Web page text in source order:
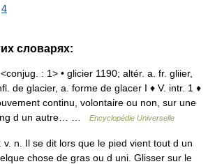
4
словарях:
: 1> • glicier 1190; altér. a. fr. gliier,
de glacier, a. forme de glacer I ♦ V. intr. 1 ♦
continu, volontaire ou non, sur une
d un autre… …
Encyclopédie Universelle
n. Il se dit lors que le pied vient tout d un
chose de gras ou d uni. Glisser sur le